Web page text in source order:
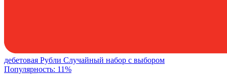
дебетовая Рубли Случайный набор с выбором
Популярность: 11%